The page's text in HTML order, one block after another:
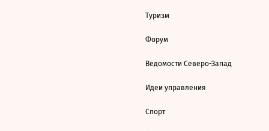
Туризм
Форум
Ведомости Северо-Запад
Идеи управления
Спорт